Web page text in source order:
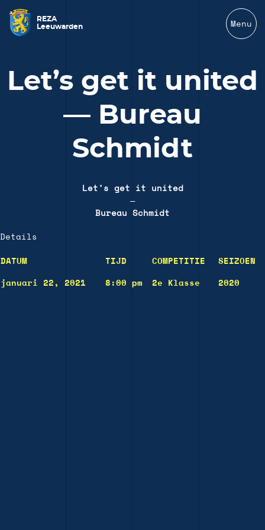
REZA
Leeuwarden
Menu
Let’s get it united
— Bureau
Schmidt
Let’s get it united
—
Bureau Schmidt
Details
DATUM TIJD COMPETITIE SEIZOEN
januari 22, 2021 8:00 pm 2e Klasse 2020